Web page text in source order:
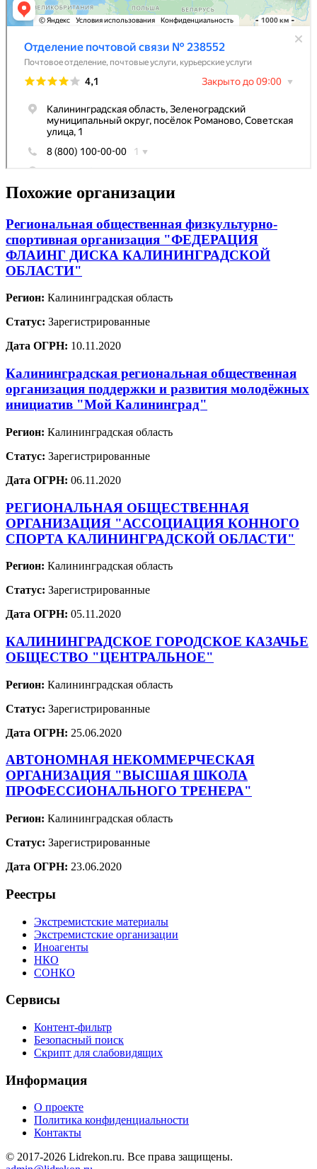
Похожие организации
Региональная общественная физкультурно-
спортивная организация "ФЕДЕРАЦИЯ
ФЛАИНГ ДИСКА КАЛИНИНГРАДСКОЙ
ОБЛАСТИ"
Регион: Калининградская область
Статус: Зарегистрированные
Дата ОГРН: 10.11.2020
Калининградская региональная общественная
организация поддержки и развития молодёжных
инициатив "Мой Калининград"
Регион: Калининградская область
Статус: Зарегистрированные
Дата ОГРН: 06.11.2020
РЕГИОНАЛЬНАЯ ОБЩЕСТВЕННАЯ
ОРГАНИЗАЦИЯ "АССОЦИАЦИЯ КОННОГО
СПОРТА КАЛИНИНГРАДСКОЙ ОБЛАСТИ"
Регион: Калининградская область
Статус: Зарегистрированные
Дата ОГРН: 05.11.2020
КАЛИНИНГРАДСКОЕ ГОРОДСКОЕ КАЗАЧЬЕ
ОБЩЕСТВО "ЦЕНТРАЛЬНОЕ"
Регион: Калининградская область
Статус: Зарегистрированные
Дата ОГРН: 25.06.2020
АВТОНОМНАЯ НЕКОММЕРЧЕСКАЯ
ОРГАНИЗАЦИЯ "ВЫСШАЯ ШКОЛА
ПРОФЕССИОНАЛЬНОГО ТРЕНЕРА"
Регион: Калининградская область
Статус: Зарегистрированные
Дата ОГРН: 23.06.2020
Реестры
Экстремистские материалы
Экстремистские организации
Иноагенты
НКО
СОНКО
Сервисы
Контент-фильтр
Безопасный поиск
Скрипт для слабовидящих
Информация
О проекте
Политика конфиденциальности
Контакты
© 2017-2026 Lidrekon.ru. Все права защищены.